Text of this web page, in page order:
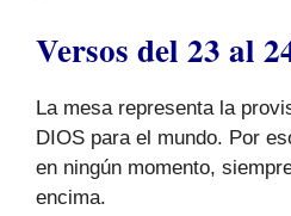
Versos del 23 al
La mesa representa la
DIOS para el mundo. Por
en ningún momento,
encima.